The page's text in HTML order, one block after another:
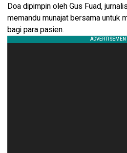
Doa dipimpin oleh Gus Fuad,
memandu munajat bersama untuk
bagi para pasien.